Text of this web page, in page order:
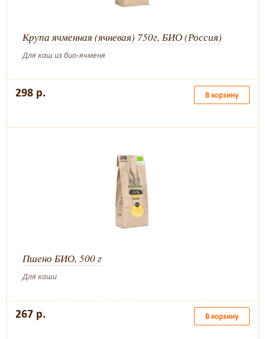
Крупа ячменная (ячневая) 750г, БИО (Россия)
Для каш из био-ячменя
298 р. В корзину
Пшено БИО, 500 г
Для каши
267 р. В корзину